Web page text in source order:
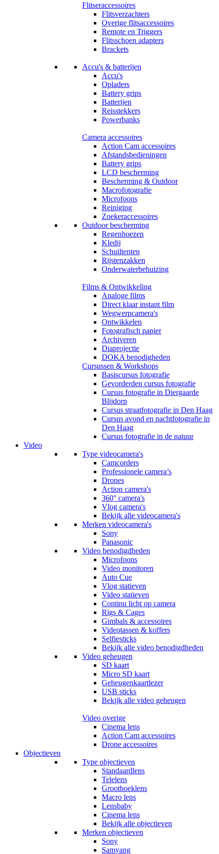
Flitseraccessoires
Flitsverzachters
Overige flitsaccessoires
Remote en Triggers
Flitsschoen adapters
Brackets
Accu's & batterijen
Accu's
Opladers
Battery grips
Batterijen
Reisstekkers
Powerbanks
Camera accessoires
Action Cam accessoires
Afstandsbedieningen
Battery grips
LCD bescherming
Bescherming & Outdoor
Macrofotografie
Microfoons
Reiniging
Zoekeraccessoires
Outdoor bescherming
Regenhoezen
Kledij
Schuiltenten
Rijstenzakken
Onderwaterbehuizing
Films & Ontwikkeling
Analoge films
Direct klaar instant film
Wegwerpcamera's
Ontwikkelen
Fotografisch papier
Archiveren
Diaprojectie
DOKA benodigheden
Cursussen & Workshops
Basiscursus fotografie
Gevorderden cursus fotografie
Cursus fotografie in Diergaarde
Blijdorp
Cursus straatfotografie in Den Haag
Cursus avond en nachtfotografie in
Den Haag
Cursus fotografie in de natuur
Video
Type videocamera's
Camcorders
Professionele camera’s
Drones
Action camera's
360° camera's
Vlog camera's
Bekijk alle videocamera's
Merken videocamera's
Sony
Panasonic
Video benodigdheden
Microfoons
Video monitoren
Auto Cue
Vlog statieven
Video statieven
Continu licht op camera
Rigs & Cages
Gimbals & accessoires
Videotassen & koffers
Selfiesticks
Bekijk alle video benodigdheden
Video geheugen
SD kaart
Micro SD kaart
Geheugenkaartlezer
USB sticks
Bekijk alle video geheugen
Video overige
Cinema lens
Action Cam accessoires
Drone accessoires
Objectieven
Type objectieven
Standaardlens
Telelens
Groothoeklens
Macro lens
Lensbaby
Cinema lens
Bekijk alle objectieven
Merken objectieven
Sony
Samyang